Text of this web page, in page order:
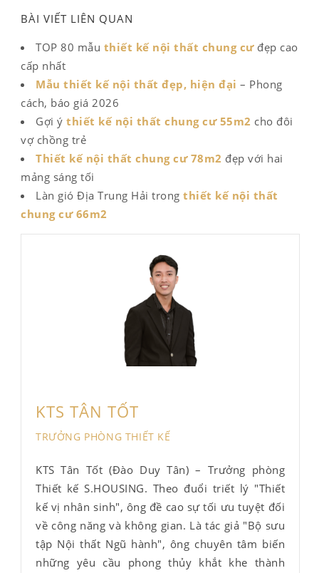
BÀI VIẾT LIÊN QUAN
TOP 80 mẫu thiết kế nội thất chung cưđẹp cao
cấp nhất
Mẫu thiết kế nội thất đẹp, hiện đại – Phong
cách, báo giá 2026
Gợi ý thiết kế nội thất chung cư 55m2 cho đôi
vợ chồng trẻ
Thiết kế nội thất chung cư 78m2 đẹp với hai
mảng sáng tối
Làn gió Địa Trung Hải trong thiết kế nội thất
chung cư 66m2
KTS TÂN TỐT
TRƯỞNG PHÒNG THIẾT KẾ
KTS Tân Tốt (Đào Duy Tân) – Trưởng phòng
Thiết kế S.HOUSING. Theo đuổi triết lý "Thiết
kế vị nhân sinh", ông đề cao sự tối ưu tuyệt đối
về công năng và không gian. Là tác giả "Bộ sưu
tập Nội thất Ngũ hành", ông chuyên tâm biến
những yêu cầu phong thủy khắt khe thành